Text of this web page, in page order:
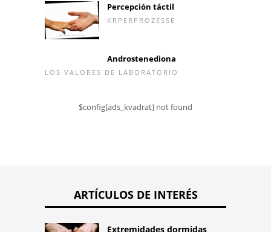
Percepción táctil
KRPERPROZESSE
Androstenediona
LOS VALORES DE LABORATORIO
$config[ads_kvadrat] not found
ARTÍCULOS DE INTERÉS
Extremidades dormidas